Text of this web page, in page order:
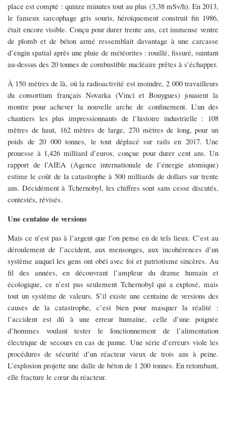
place est compté : quinze minutes tout au plus (3,38 mSv/h). En 2013,
le fameux sarcophage gris souris, héroïquement construit fin 1986,
était encore visible. Conçu pour durer trente ans, cet immense ventre
de plomb et de béton armé ressemblait davantage à une carcasse
d’engin spatial après une pluie de météorites : rouillé, fissuré, suintant
au-dessus des 20 tonnes de combustible nucléaire prêtes à s’échapper.
À 150 mètres de là, où la radioactivité est moindre, 2 000 travailleurs
du consortium français Novarka (Vinci et Bouygues) jouaient la
montre pour achever la nouvelle arche de confinement. L’un des
chantiers les plus impressionnants de l’histoire industrielle : 108
mètres de haut, 162 mètres de large, 270 mètres de long, pour un
poids de 20 000 tonnes, le tout déplacé sur rails en 2017. Une
prouesse à 1,426 milliard d’euros, conçue pour durer cent ans. Un
rapport de l’AIEA (Agence internationale de l’énergie atomique)
estime le coût de la catastrophe à 500 milliards de dollars sur trente
ans. Décidément à Tchernobyl, les chiffres sont sans cesse discutés,
contestés, révisés.
Une centaine de versions
Mais ce n’est pas à l’argent que l’on pense en de tels lieux. C’est au
déroulement de l’accident, aux mensonges, aux incohérences d’un
système auquel les gens ont obéi avec foi et patriotisme sincères. Au
fil des années, en découvrant l’ampleur du drame humain et
écologique, ce n’est pas seulement Tchernobyl qui a explosé, mais
tout un système de valeurs. S’il existe une centaine de versions des
causes de la catastrophe, c’est bien pour masquer la réalité :
l’accident est dû à une erreur humaine, celle d’une poignée
d’hommes voulant tester le fonctionnement de l’alimentation
électrique de secours en cas de panne. Une série d’erreurs viole les
procédures de sécurité d’un réacteur vieux de trois ans à peine.
L’explosion projette une dalle de béton de 1 200 tonnes. En retombant,
elle fracture le cœur du réacteur.